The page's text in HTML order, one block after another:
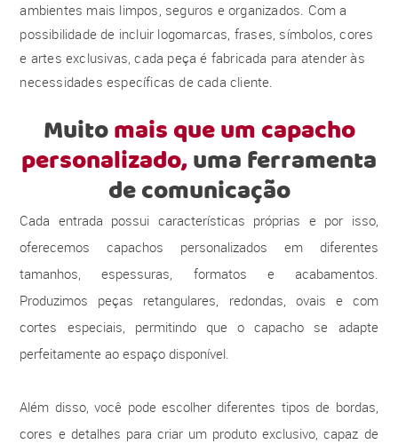
ambientes mais limpos, seguros e organizados. Com a
possibilidade de incluir logomarcas, frases, símbolos, cores
e artes exclusivas, cada peça é fabricada para atender às
necessidades específicas de cada cliente.
Muitomais que um capacho
personalizado,uma ferramenta
de comunicação
Cada entrada possui características próprias e por isso,
oferecemos capachos personalizados em diferentes
tamanhos, espessuras, formatos e acabamentos.
Produzimos peças retangulares, redondas, ovais e com
cortes especiais, permitindo que o capacho se adapte
perfeitamente ao espaço disponível.
Além disso, você pode escolher diferentes tipos de bordas,
cores e detalhes para criar um produto exclusivo, capaz de